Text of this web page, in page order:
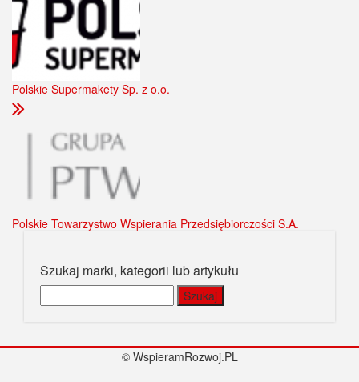
Polskie Supermakety Sp. z o.o.
Polskie Towarzystwo Wspierania Przedsiębiorczości S.A.
Szukaj marki, kategorii lub artykułu
© WspieramRozwoj.PL